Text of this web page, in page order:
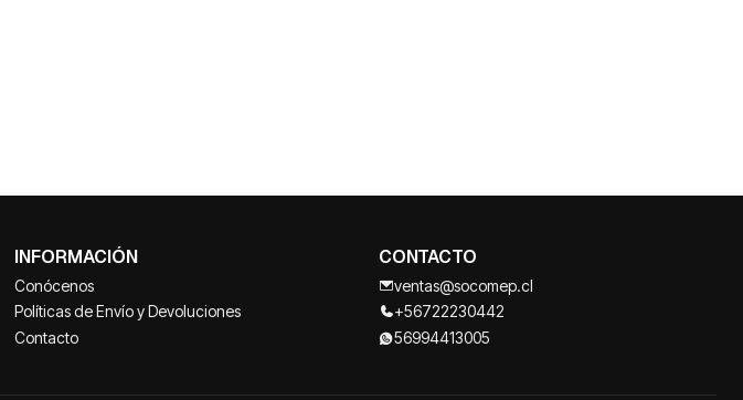
INFORMACIÓN
Conócenos
Políticas de Envío y Devoluciones
Contacto
CONTACTO
ventas@socomep.cl
+56722230442
56994413005